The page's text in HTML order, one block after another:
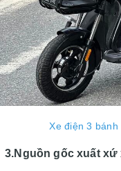
Xe điện 3
3.Nguồn gốc xuất xứ